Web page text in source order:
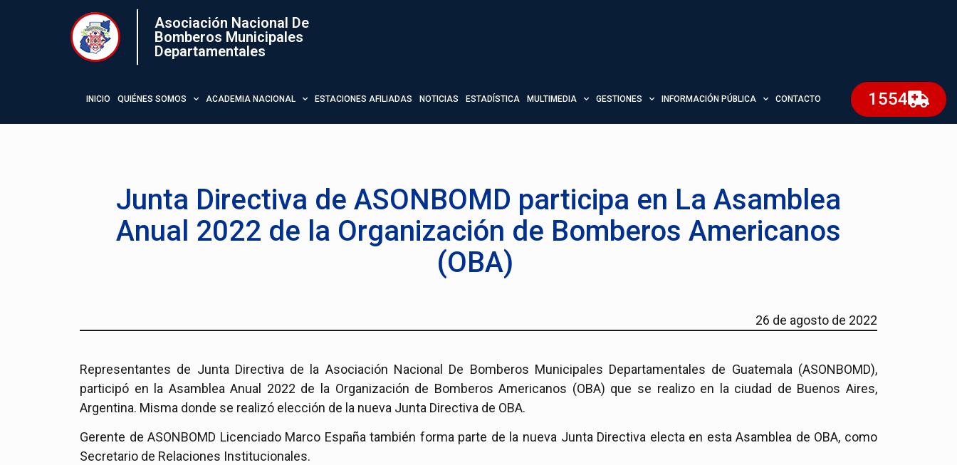
Asociación Nacional De
Bomberos Municipales
Departamentales
INICIO QUIÉNES SOMOS ACADEMIA NACIONAL ESTACIONES AFILIADAS NOTICIAS ESTADÍSTICA MULTIMEDIA GESTIONES INFORMACIÓN PÚBLICA CONTACTO 1554
Junta Directiva de ASONBOMD participa en La Asamblea
Anual 2022 de la Organización de Bomberos Americanos
(OBA)
26 de agosto de 2022
Representantes de Junta Directiva de la Asociación Nacional De Bomberos Municipales Departamentales de Guatemala (ASONBOMD),
participó en la Asamblea Anual 2022 de la Organización de Bomberos Americanos (OBA) que se realizo en la ciudad de Buenos Aires,
Argentina. Misma donde se realizó elección de la nueva Junta Directiva de OBA.
Gerente de ASONBOMD Licenciado Marco España también forma parte de la nueva Junta Directiva electa en esta Asamblea de OBA, como
Secretario de Relaciones Institucionales.